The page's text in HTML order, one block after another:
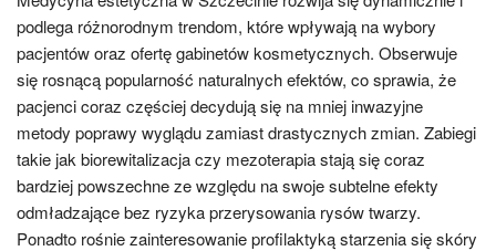
podlega różnorodnym trendom, które wpływają na wybory
pacjentów oraz ofertę gabinetów kosmetycznych. Obserwuje
się rosnącą popularność naturalnych efektów, co sprawia, że
pacjenci coraz częściej decydują się na mniej inwazyjne
metody poprawy wyglądu zamiast drastycznych zmian. Zabiegi
takie jak biorewitalizacja czy mezoterapia stają się coraz
bardziej powszechne ze względu na swoje subtelne efekty
odmładzające bez ryzyka przerysowania rysów twarzy.
Ponadto rośnie zainteresowanie profilaktyką starzenia się skóry